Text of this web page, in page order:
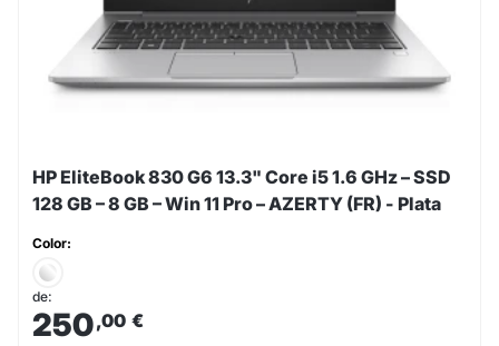
HP EliteBook 830 G6 13.3" Core i5 1.6 GHz – SSD
128 GB – 8 GB – Win 11 Pro – AZERTY (FR) - Plata
Color:
de:
250,00 €